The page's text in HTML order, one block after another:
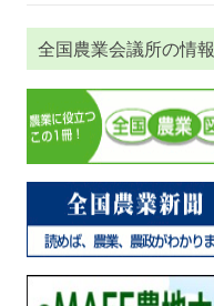
全国農業会議所の情報